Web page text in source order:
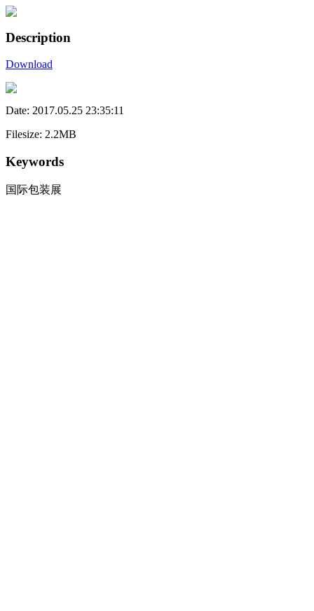
Description
Download
Date: 2017.05.25 23:35:11
Filesize: 2.2MB
Keywords
国际包装展